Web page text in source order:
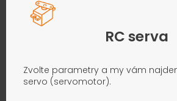
RC serva
Zvolte parametry a my vám
servo (servomotor).